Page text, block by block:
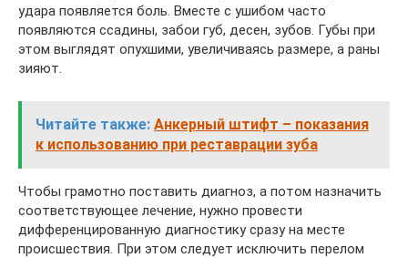
удара появляется боль. Вместе с ушибом часто
появляются ссадины, забои губ, десен, зубов. Губы при
этом выглядят опухшими, увеличиваясь размере, а раны
зияют.
Читайте также: Анкерный штифт – показания
к использованию при реставрации зуба
Чтобы грамотно поставить диагноз, а потом назначить
соответствующее лечение, нужно провести
дифференцированную диагностику сразу на месте
происшествия. При этом следует исключить перелом